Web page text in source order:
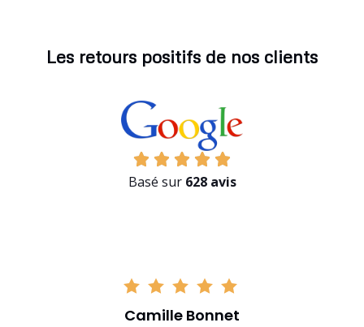
Les retours positifs de nos clients
Basé sur 628 avis
Camille Bonnet